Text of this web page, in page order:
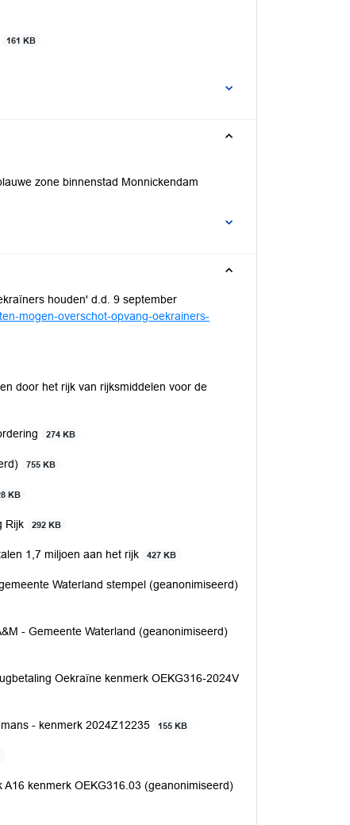
161 KB
zone binnenstad Monnickendam
houden' d.d. 9 september
mogen-overschot-opvang-oekrainers-
door het rijk van rijksmiddelen voor de
274 KB
755 KB
KB
Rijk 292 KB
1,7 miljoen aan het rijk 427 KB
Waterland stempel (geanonimiseerd)
- Gemeente Waterland (geanonimiseerd)
Oekraïne kenmerk OEKG316-2024V
- kenmerk 2024Z12235 155 KB
kenmerk OEKG316.03 (geanonimiseerd)